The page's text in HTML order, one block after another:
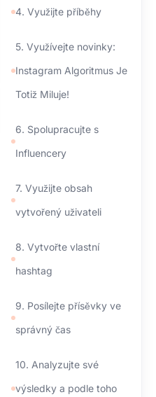
4. Využijte příběhy
5. Využívejte novinky:
Instagram Algoritmus Je
Totiž Miluje!
6. Spolupracujte s
Influencery
7. Využijte obsah
vytvořený uživateli
8. Vytvořte vlastní
hashtag
9. Posílejte přísěvky ve
správný čas
10. Analyzujte své
výsledky a podle toho